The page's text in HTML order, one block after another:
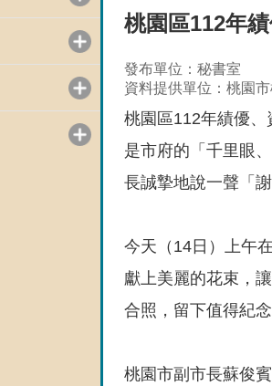
桃園區112年
發布單位：秘書室
資料提供單位：桃園
桃園區112年績優
是市府的「千里眼
長誠摯地說一聲「
今天（14日）上午
獻上美麗的花束，
合照，留下值得紀
桃園市副市長蘇俊